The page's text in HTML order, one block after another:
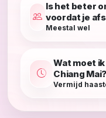
Is het beter
voordat je
Meestal wel
Wat moet
Chiang Mai?
Vermijd